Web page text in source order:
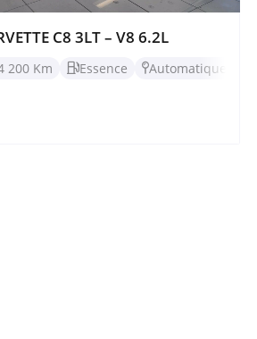
C8 3LT – V8 6.2L
200 Km Essence Automatique